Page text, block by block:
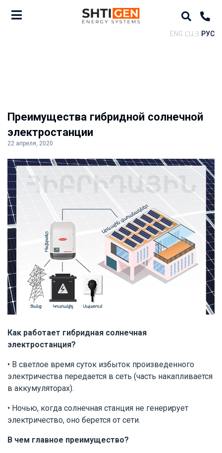
ENG ՀԱՅ РУС
Преимущества гибридной солнечной
электростанции
22 апреля, 2020
Как работает гибридная солнечная
электростанция?
• В светлое время суток избыток произведенного
электричества передается в сеть (часть накапливается
в аккумуляторах).
• Ночью, когда солнечная станция не генерирует
электричество, оно берется от сети.
В чем главное преимущество?